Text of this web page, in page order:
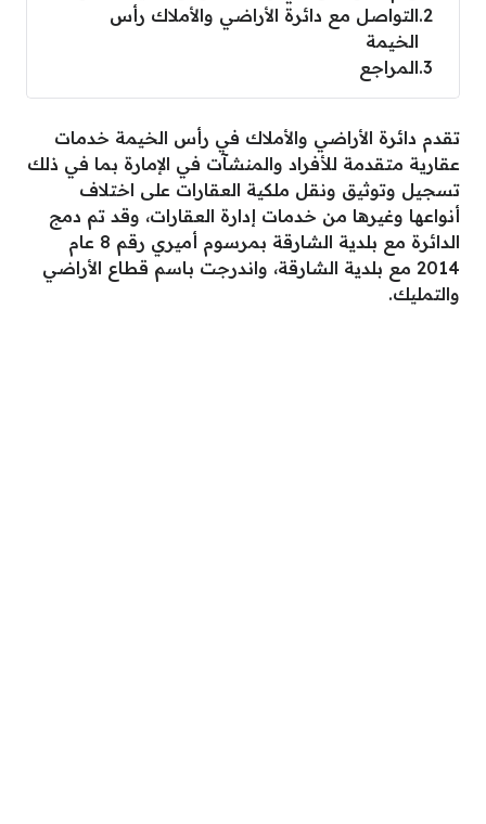
2 التواصل مع دائرة الأراضي والأملاك رأس
الخيمة
3 المراجع
تقدم دائرة الأراضي والأملاك في رأس الخيمة خدمات
عقارية متقدمة للأفراد والمنشآت في الإمارة بما في ذلك
تسجيل وتوثيق ونقل ملكية العقارات على اختلاف
أنواعها وغيرها من خدمات إدارة العقارات، وقد تم دمج
الدائرة مع بلدية الشارقة بمرسوم أميري رقم 8 عام
2014 مع بلدية الشارقة، واندرجت باسم قطاع الأراضي
والتمليك.